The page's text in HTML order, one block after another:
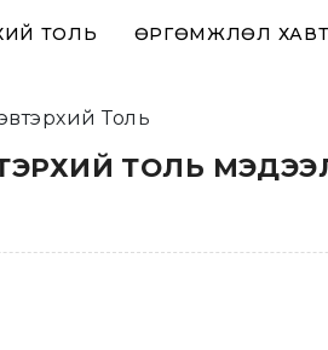
ТОЛЬ ӨРГӨМЖЛӨЛ
Толь
ТОЛЬ